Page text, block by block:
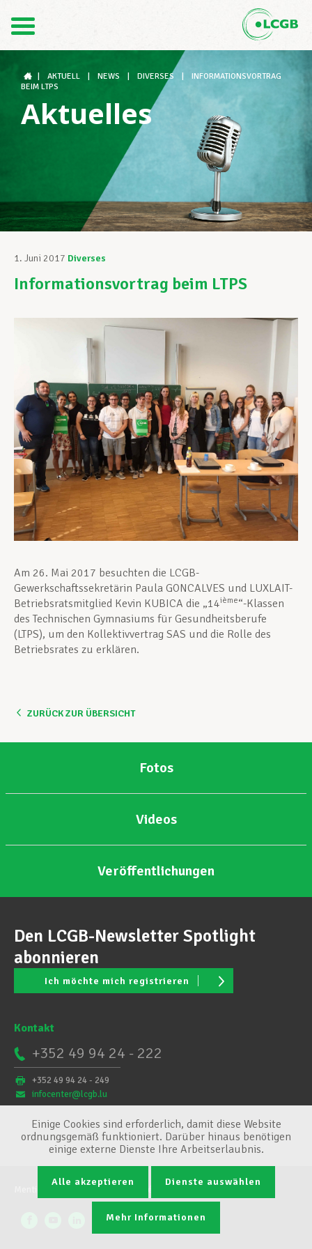
FR
Der LCGB
Gewerkschaftsstrukturen
Unterstützung im Arbeitsalltag
Ihre Rechte
Unterstützung im Privatleben
Berufliche Weiterentwicklung
Mitglied werden
Aktuell
AKTUELL NEWS DIVERSES
INFORMATIONSVORTRAG
BEIM LTPS
Aktuelles
1. Juni 2017 Diverses
Informationsvortrag beim LTPS
Am 26. Mai 2017 besuchten die LCGB-
Gewerkschaftssekretärin Paula GONCALVES und LUXLAIT-
Betriebsratsmitglied Kevin KUBICA die „14ième“-Klassen
des Technischen Gymnasiums für Gesundheitsberufe
(LTPS), um den Kollektivvertrag SAS und die Rolle des
Betriebsrates zu erklären.
ZURÜCK ZUR ÜBERSICHT
Fotos
Videos
Veröffentlichungen
Den LCGB-Newsletter Spotlight
abonnieren
Ich möchte mich registrieren
Kontakt
+352 49 94 24 - 222
+352 49 94 24 - 249
infocenter@lcgb.lu
Conditions générales
Einige Cookies sind erforderlich, damit diese Website
ordnungsgemäß funktioniert. Darüber hinaus benötigen
einige externe Dienste Ihre Arbeitserlaubnis.
Alle akzeptieren Dienste auswählen
Mehr Informationen